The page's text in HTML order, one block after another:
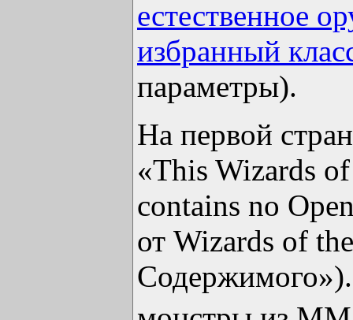
естественное
избранный
параметры).
На первой
«This Wizards
contains no
от Wizards of